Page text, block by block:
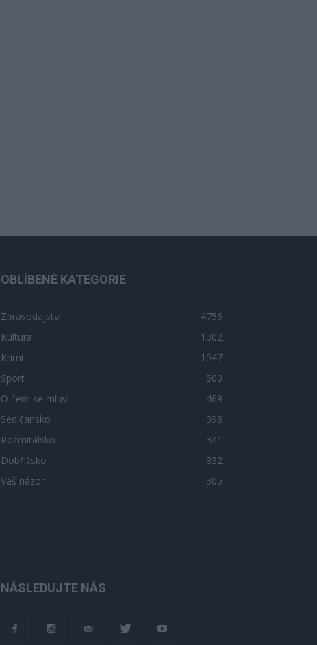
OBLÍBENÉ KATEGORIE
Zpravodajství
4756
Kultura
1302
Krimi
1047
Sport
500
O čem se mluví
469
Sedlčansko
398
Rožmitálsko
341
Dobříšsko
332
Váš názor
305
NÁSLEDUJTE NÁS